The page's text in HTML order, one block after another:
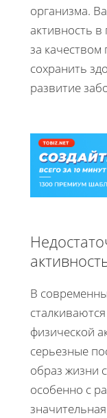
организма.
активность
за
сохранить
развитие
В
физической
серьезные
образ жизни
особенно с